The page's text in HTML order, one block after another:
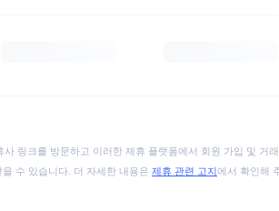
링크를 방문하고 이러한 제휴 플랫폼에서 회원 가입 및 거래
수 있습니다. 더 자세한 내용은 제휴 관련 고지에서 확인해